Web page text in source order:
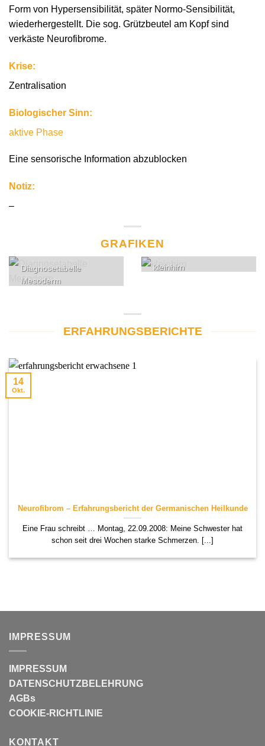
Form von Hypersensibilität, später Normo-Sensibilität,
wiederhergestellt. Die sog. Grützbeutel am Kopf sind
verkäste Neurofibrome.
Krise:
Zentralisation
Biologischer Sinn:
aktive Phase
Eine sensorische Information abzublocken
Notiz:
–
GRAFIKEN
Diagnosetabelle
Mesoderm
kleinhirn
ERFAHRUNGSBERICHTE
Neurofibrom – Erfahrungsbericht der Germanischen Heilkunde
Eine Frau schreibt … Montag, 22.09.2008: Meine Schwester hat
schon seit drei Wochen starke Schmerzen. [...]
14
Okt.
IMPRESSUM
IMPRESSUM
DATENSCHUTZBELEHRUNG
AGBs
COOKIE-RICHTLINIE
KONTAKT